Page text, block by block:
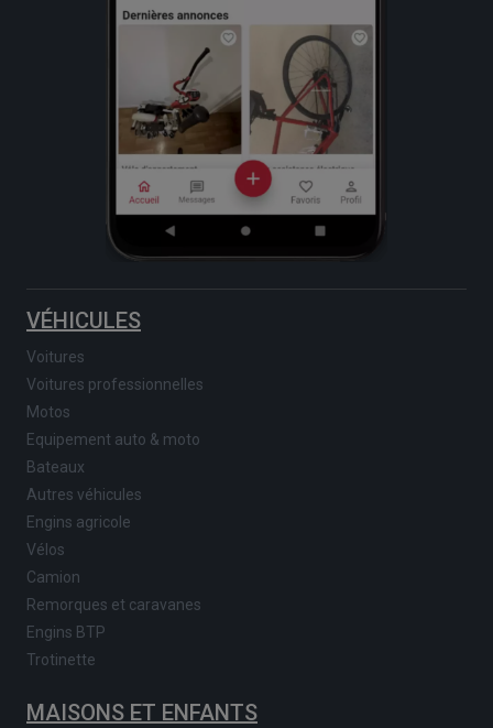
VÉHICULES
Voitures
Voitures professionnelles
Motos
Equipement auto & moto
Bateaux
Autres véhicules
Engins agricole
Vélos
Camion
Remorques et caravanes
Engins BTP
Trotinette
MAISONS ET ENFANTS